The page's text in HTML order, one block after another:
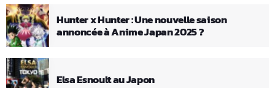
Hunter x Hunter : Une nouvelle saison
annoncée à Anime Japan 2025 ?
Elsa Esnoult au Japon